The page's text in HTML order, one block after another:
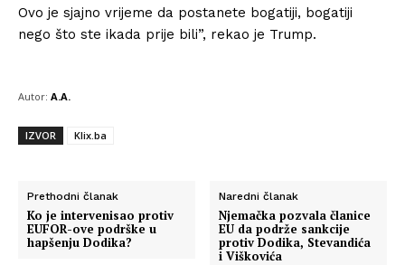
Ovo je sjajno vrijeme da postanete bogatiji, bogatiji
nego što ste ikada prije bili”, rekao je Trump.
Autor: A.A.
IZVOR Klix.ba
Prethodni članak
Ko je intervenisao protiv
EUFOR-ove podrške u
hapšenju Dodika?
Naredni članak
Njemačka pozvala članice
EU da podrže sankcije
protiv Dodika, Stevandića
i Viškovića